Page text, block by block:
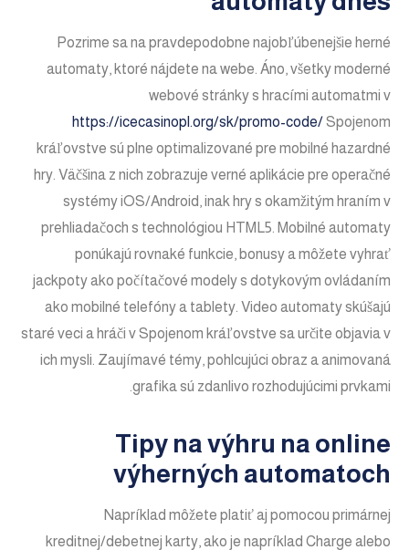
Pozrime sa na pravdepodobne najobľúbenejšie herné
automaty, ktoré nájdete na webe. Áno, všetky moderné
webové stránky s hracími automatmi v
https://icecasinopl.org/sk/promo-code/Spojenom
kráľovstve sú plne optimalizované pre mobilné hazardné
hry. Väčšina z nich zobrazuje verné aplikácie pre operačné
systémy iOS/Android, inak hry s okamžitým hraním v
prehliadačoch s technológiou HTML5. Mobilné automaty
ponúkajú rovnaké funkcie, bonusy a môžete vyhrať
jackpoty ako počítačové modely s dotykovým ovládaním
ako mobilné telefóny a tablety. Video automaty skúšajú
staré veci a hráči v Spojenom kráľovstve sa určite objavia v
ich mysli. Zaujímavé témy, pohlcujúci obraz a animovaná
grafika sú zdanlivo rozhodujúcimi prvkami.
Tipy na výhru na online
výherných automatoch
Napríklad môžete platiť aj pomocou primárnej
kreditnej/debetnej karty, ako je napríklad Charge alebo